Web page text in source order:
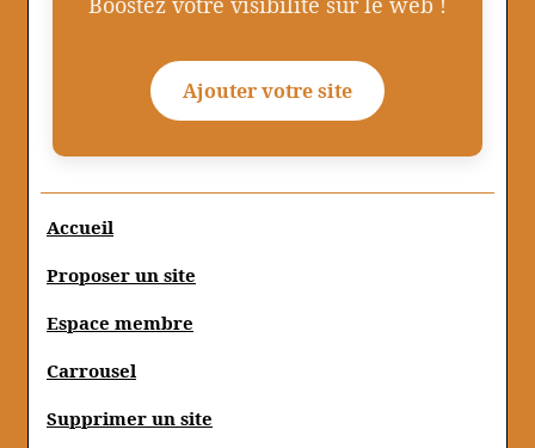
Ajouter votre site
Accueil
Proposer un site
Espace membre
Carrousel
Supprimer un site